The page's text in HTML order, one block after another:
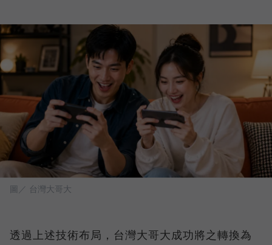
圖／ 台灣大哥大
透過上述技術布局，台灣大哥大成功將之轉換為